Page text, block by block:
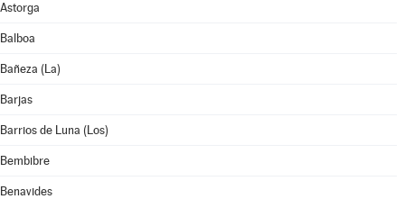
Astorga
Balboa
Bañeza (La)
Barjas
Barrios de Luna (Los)
Bembibre
Benavides